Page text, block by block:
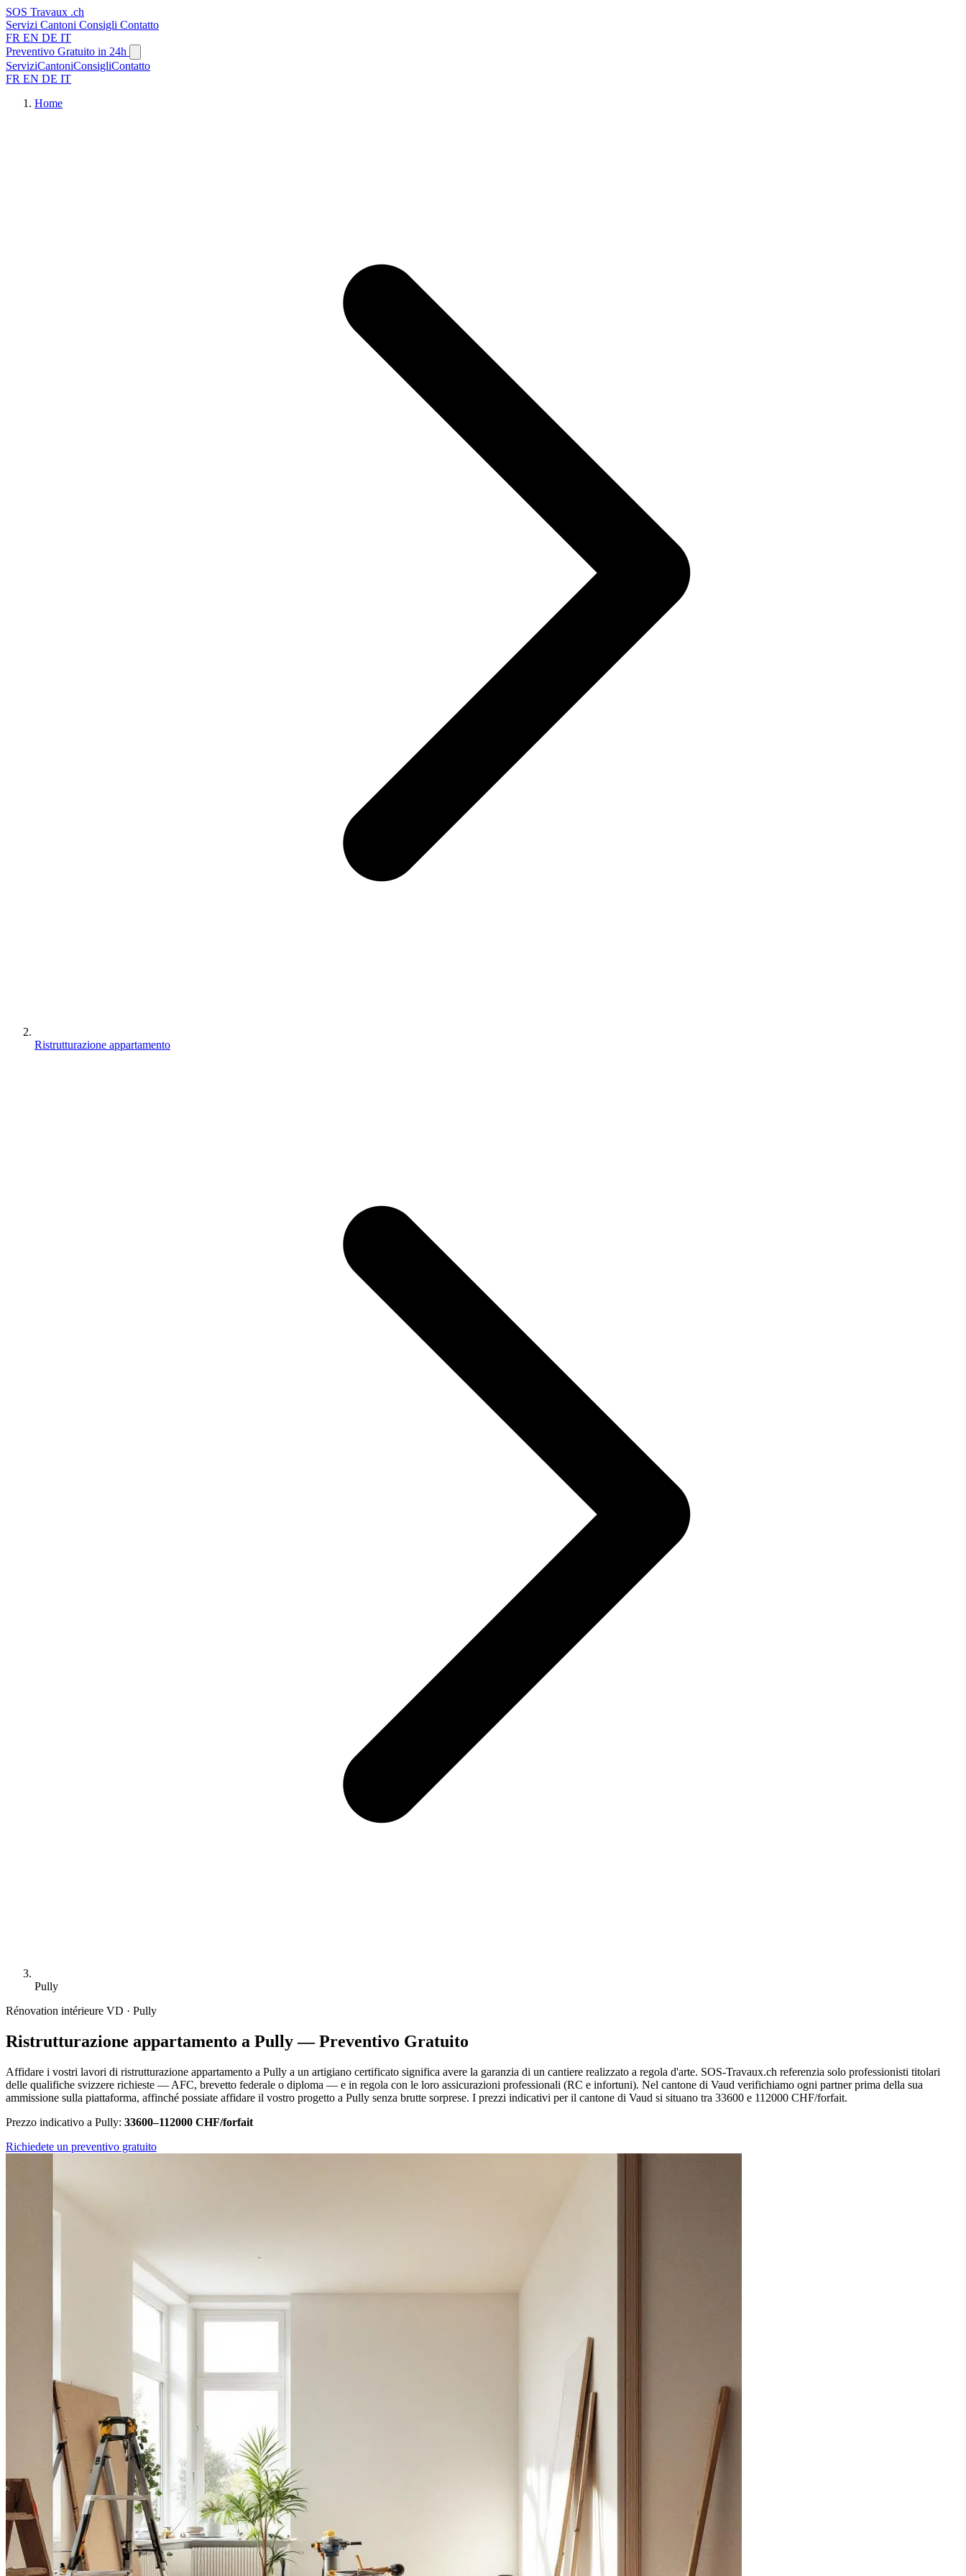
SOS Travaux .ch
Servizi Cantoni Consigli Contatto
FR EN DE IT
Preventivo Gratuito in 24h
ServiziCantoniConsigliContatto
FR EN DE IT
Home
Ristrutturazione appartamento
Pully
Rénovation intérieure VD · Pully
Ristrutturazione appartamento a Pully — Preventivo Gratuito
Affidare i vostri lavori di ristrutturazione appartamento a Pully a un artigiano certificato significa avere la garanzia di un cantiere realizzato a regola d'arte. SOS-Travaux.ch referenzia solo professionisti titolari
delle qualifiche svizzere richieste — AFC, brevetto federale o diploma — e in regola con le loro assicurazioni professionali (RC e infortuni). Nel cantone di Vaud verifichiamo ogni partner prima della sua
ammissione sulla piattaforma, affinché possiate affidare il vostro progetto a Pully senza brutte sorprese. I prezzi indicativi per il cantone di Vaud si situano tra 33600 e 112000 CHF/forfait.
Prezzo indicativo a Pully: 33600–112000 CHF/forfait
Richiedete un preventivo gratuito